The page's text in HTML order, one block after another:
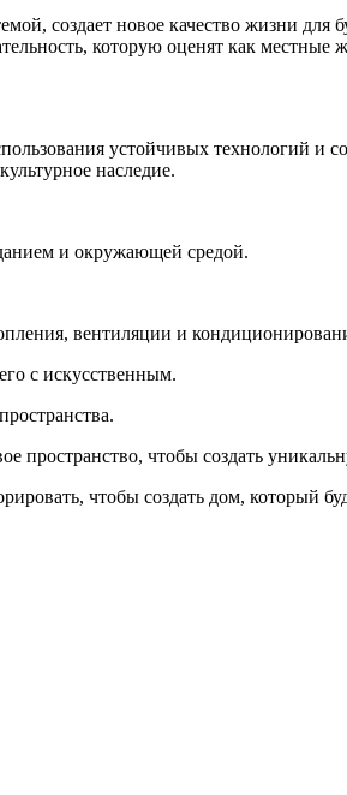
создает новое качество жизни для
которую оценят как местные
устойчивых технологий и
наследие.
и окружающей средой.
вентиляции и
с искусственным.
пространство, чтобы создать
чтобы создать дом, который